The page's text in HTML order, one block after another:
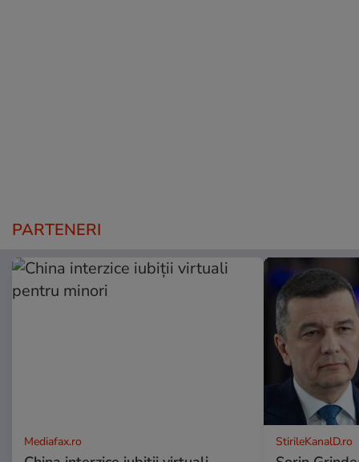
PARTENERI
Mediafax.ro StirileKanalD.ro